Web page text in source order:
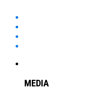
MEDIA